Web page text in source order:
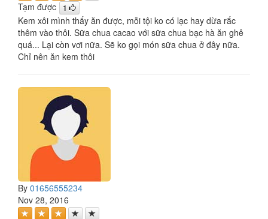
Tạm được 1
Kem xôi mình thấy ăn được, mỗi tội ko có lạc hay dừa rắc
thêm vào thôi. Sữa chua cacao với sữa chua bạc hà ăn ghê
quá... Lại còn vơi nữa. Sẽ ko gọi món sữa chua ở đây nữa.
Chỉ nên ăn kem thôi
By 01656555234
Nov 28, 2016